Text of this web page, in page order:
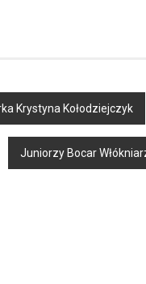
Krystyna Kołodziejczyk
Juniorzy Bocar